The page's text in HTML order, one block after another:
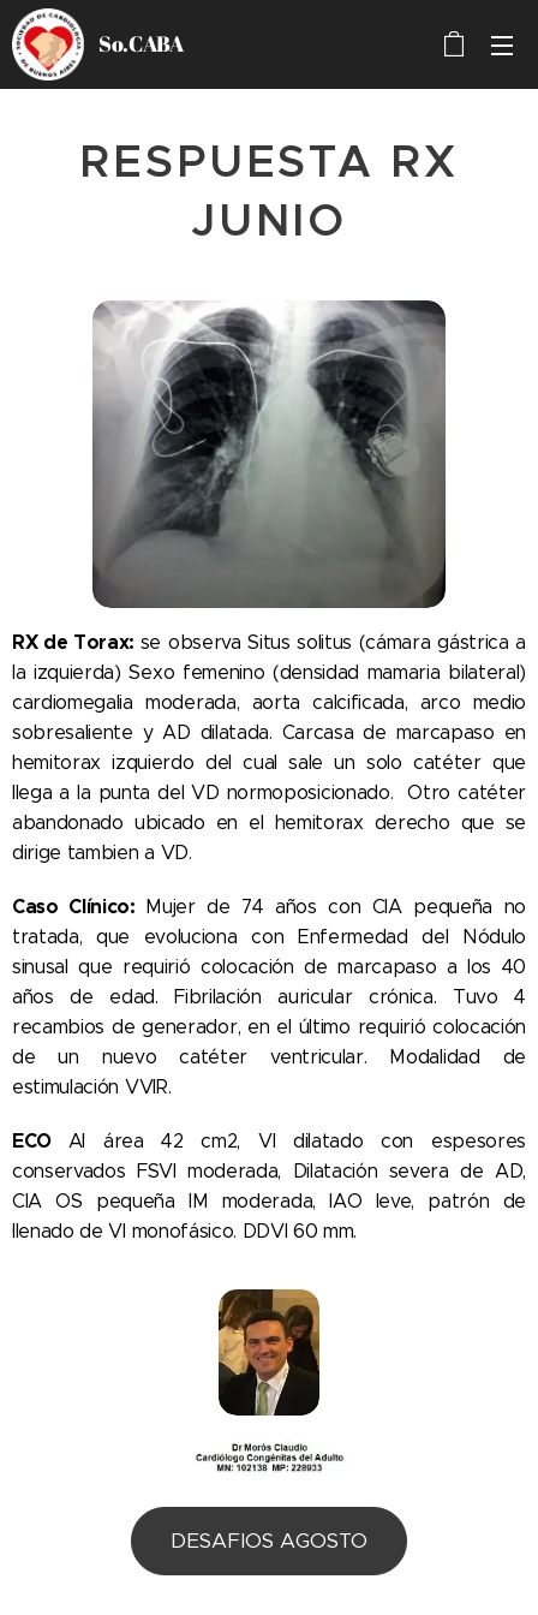
So.CABA
RESPUESTA RX
JUNIO
RX de Torax: se observa Situs solitus (cámara gástrica a
la izquierda) Sexo femenino (densidad mamaria bilateral)
cardiomegalia moderada, aorta calcificada, arco medio
sobresaliente y AD dilatada. Carcasa de marcapaso en
hemitorax izquierdo del cual sale un solo catéter que
llega a la punta del VD normoposicionado. Otro catéter
abandonado ubicado en el hemitorax derecho que se
dirige tambien a VD.
Caso Clínico:
Mujer de 74 años con CIA pequeña no
tratada, que evoluciona con Enfermedad del Nódulo
sinusal que requirió colocación de marcapaso a los 40
años de edad. Fibrilación auricular crónica. Tuvo 4
recambios de generador, en el último requirió colocación
de un nuevo catéter ventricular. Modalidad de
estimulación VVIR.
ECO AI área 42 cm2, VI dilatado con espesores
conservados FSVI moderada, Dilatación severa de AD,
CIA OS pequeña IM moderada, IAO leve, patrón de
llenado de VI monofásico. DDVI 60 mm.
DESAFIOS AGOSTO